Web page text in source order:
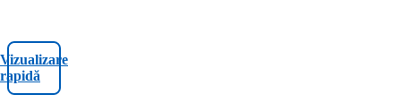
Vizualizare
rapidă